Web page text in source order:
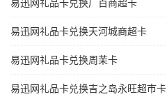
易迅网礼品卡兑换广百商超卡
易迅网礼品卡兑换天河城商超卡
易迅网礼品卡兑换周茉卡
易迅网礼品卡兑换吉之岛永旺超市卡